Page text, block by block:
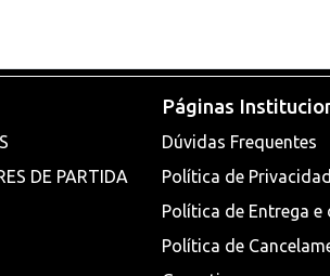
DE PARTIDA
Páginas
Dúvidas Frequentes
Política de
Política de Entrega e
Política de